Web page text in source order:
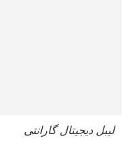
لیبل دیجیتال گارانتی